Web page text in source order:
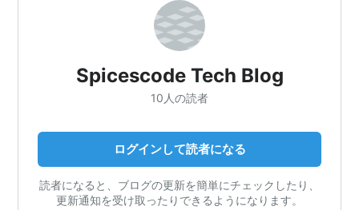
Spicescode Tech Blog
10人の読者
ログインして読者になる
読者になると、ブログの更新を簡単にチェックしたり、
更新通知を受け取ったりできるようになります。